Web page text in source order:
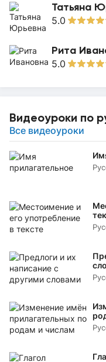
Татьяна
5.0
Рита
5.0
Видеоуроки по
Все видеоуроки